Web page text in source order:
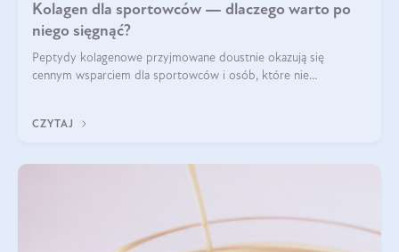
Kolagen dla sportowców — dlaczego warto po
niego sięgnąć?
Peptydy kolagenowe przyjmowane doustnie okazują się
cennym wsparciem dla sportowców i osób, które nie
CZYTAJ